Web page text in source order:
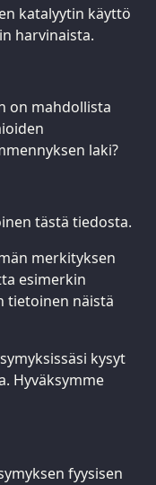
katalyytin käyttö
harvinaista.
on mahdollista
laki?
tästä tiedosta.
merkityksen
esimerkin
tietoinen näistä
kysyt
Hyväksymme
fyysisen